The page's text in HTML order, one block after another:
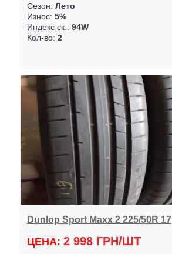
Сезон: Лето
Износ: 5%
Индекс ск.: 94W
Кол-во: 2
Dunlop Sport Maxx 2 225/50R 17
ЦЕНА: 2 998 ГРН/ШТ